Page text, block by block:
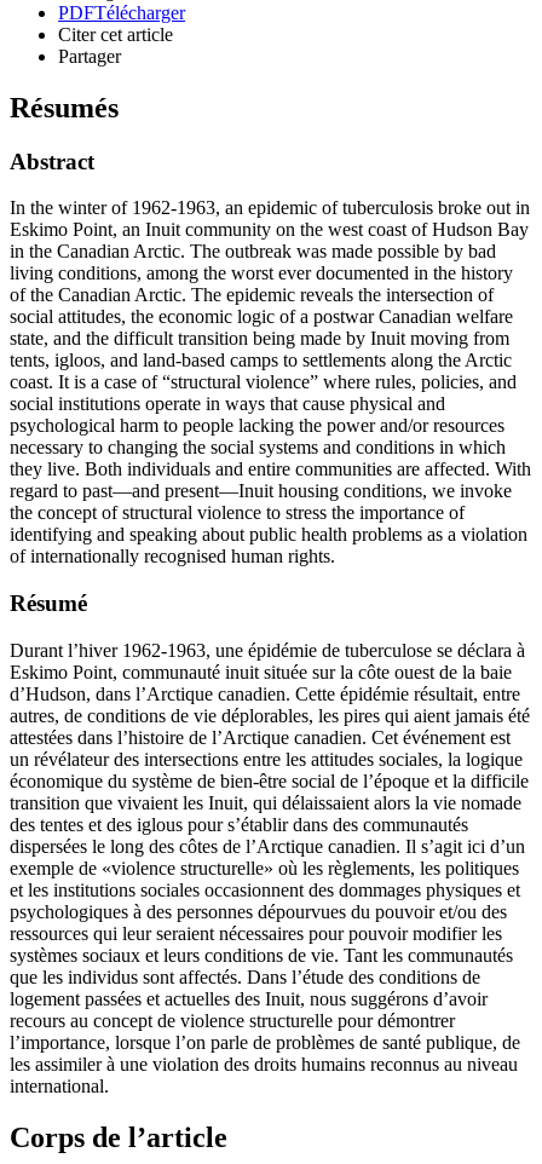
PDFTélécharger
Citer cet article
Partager
Résumés
Abstract
In the winter of 1962-1963, an epidemic of tuberculosis broke out in
Eskimo Point, an Inuit community on the west coast of Hudson Bay
in the Canadian Arctic. The outbreak was made possible by bad
living conditions, among the worst ever documented in the history
of the Canadian Arctic. The epidemic reveals the intersection of
social attitudes, the economic logic of a postwar Canadian welfare
state, and the difficult transition being made by Inuit moving from
tents, igloos, and land-based camps to settlements along the Arctic
coast. It is a case of “structural violence” where rules, policies, and
social institutions operate in ways that cause physical and
psychological harm to people lacking the power and/or resources
necessary to changing the social systems and conditions in which
they live. Both individuals and entire communities are affected. With
regard to past—and present—Inuit housing conditions, we invoke
the concept of structural violence to stress the importance of
identifying and speaking about public health problems as a violation
of internationally recognised human rights.
Résumé
Durant l’hiver 1962-1963, une épidémie de tuberculose se déclara à
Eskimo Point, communauté inuit située sur la côte ouest de la baie
d’Hudson, dans l’Arctique canadien. Cette épidémie résultait, entre
autres, de conditions de vie déplorables, les pires qui aient jamais été
attestées dans l’histoire de l’Arctique canadien. Cet événement est
un révélateur des intersections entre les attitudes sociales, la logique
économique du système de bien-être social de l’époque et la difficile
transition que vivaient les Inuit, qui délaissaient alors la vie nomade
des tentes et des iglous pour s’établir dans des communautés
dispersées le long des côtes de l’Arctique canadien. Il s’agit ici d’un
exemple de «violence structurelle» où les règlements, les politiques
et les institutions sociales occasionnent des dommages physiques et
psychologiques à des personnes dépourvues du pouvoir et/ou des
ressources qui leur seraient nécessaires pour pouvoir modifier les
systèmes sociaux et leurs conditions de vie. Tant les communautés
que les individus sont affectés. Dans l’étude des conditions de
logement passées et actuelles des Inuit, nous suggérons d’avoir
recours au concept de violence structurelle pour démontrer
l’importance, lorsque l’on parle de problèmes de santé publique, de
les assimiler à une violation des droits humains reconnus au niveau
international.
Corps de l’article